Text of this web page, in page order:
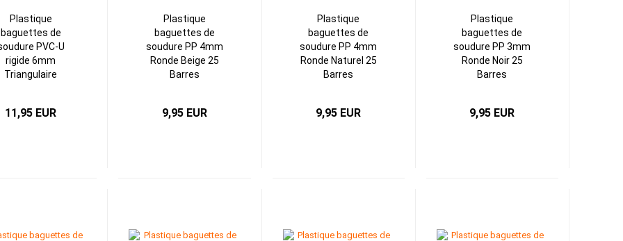
Plastique
baguettes de
PVC-U
rigide 6mm
Triangulaire
11,95 EUR
Plastique
baguettes de
soudure PP 4mm
Ronde Beige 25
Barres
9,95 EUR
Plastique
baguettes de
soudure PP 4mm
Ronde Naturel 25
Barres
9,95 EUR
Plastique
baguettes de
soudure PP 3mm
Ronde Noir 25
Barres
9,95 EUR